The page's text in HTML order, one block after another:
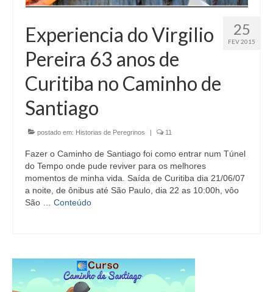
25
FEV 2015
Experiencia do Virgilio
Pereira 63 anos de
Curitiba no Caminho de
Santiago
postado em: Historias de Peregrinos | 11
Fazer o Caminho de Santiago foi como entrar num Túnel
do Tempo onde pude reviver para os melhores
momentos de minha vida. Saída de Curitiba dia 21/06/07
a noite, de ônibus até São Paulo, dia 22 as 10:00h, vôo
São … Conteúdo